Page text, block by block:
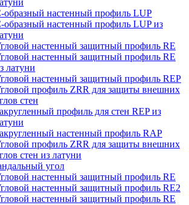
образный настенный профиль LUP
образный настенный профиль LUP из
настенный защитный профиль RE
настенный защитный профиль RE
латуни
настенный защитный профиль REP
профиль ZRR для защиты внешних
стен
профиль для стен REP из
настенный профиль RAP
профиль ZRR для защиты внешних
стен из латуни
угол
настенный защитный профиль RE
настенный защитный профиль RE2
настенный защитный профиль RE